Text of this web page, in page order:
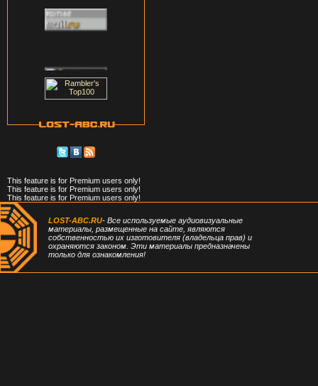
This feature is for Premium users only!
This feature is for Premium users only!
This feature is for Premium users only!
LOST-ABC.RU- Все используемые аудиовизуальные
материалы, размещенные на сайте, являются
собственностью их изготовителя (владельца прав) и
охраняются законом. Эти материалы предназначены
только для ознакомления!